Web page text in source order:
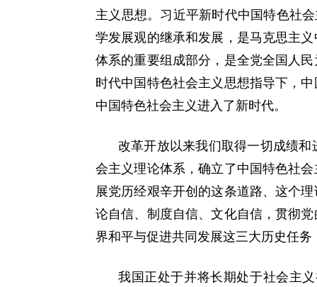
主义思想。习近平新时代中国特色社
学发展观的继承和发展，是马克思主
体系的重要组成部分，是全党全国人
时代中国特色社会主义思想指导下，
中国特色社会主义进入了新时代。
改革开放以来我们取得一切成绩
会主义理论体系，确立了中国特色社
展党历经艰辛开创的这条道路、这个
论自信、制度自信、文化自信，贯彻
界和平与促进共同发展这三大历史任
我国正处于并将长期处于社会主